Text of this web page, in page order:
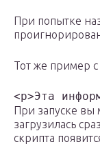
При попытке
Тот же пример с
<p>Эта
При запуске вы
загрузилась
скрипта